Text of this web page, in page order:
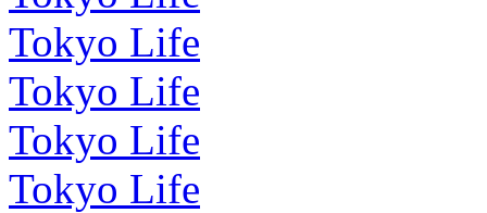
Tokyo Life
Tokyo Life
Tokyo Life
Tokyo Life